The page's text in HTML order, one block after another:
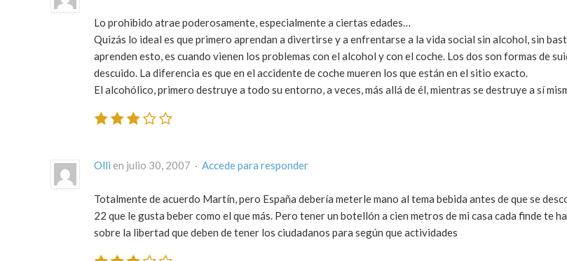
Lo prohibido atrae poderosamente, especialmente a ciertas edades…
Quizás lo ideal es que primero aprendan a divertirse y a enfrentarse a la vida social sin alcohol, sin
aprenden esto, es cuando vienen los problemas con el alcohol y con el coche. Los dos son formas de
descuido. La diferencia es que en el accidente de coche mueren los que están en el sitio exacto.
El alcohólico, primero destruye a todo su entorno, a veces, más allá de él, mientras se destruye a sí
Olli en julio 30, 2007 · Accede para responder
Totalmente de acuerdo Martín, pero España debería meterle mano al tema bebida antes de que se
22 que le gusta beber como el que más. Pero tener un botellón a cien metros de mi casa cada finde te
sobre la libertad que deben de tener los ciudadanos para según que actividades